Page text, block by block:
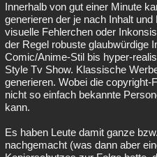
Innerhalb von gut einer Minute
generieren der je nach Inhalt
visuelle Fehlerchen oder
der Regel robuste glaubwürdige
Comic/Anime-Stil bis hyper-
Style Tv Show. Klassische
generieren. Wobei die
nicht so einfach bekannte
kann.
Es haben Leute damit ganze
nachgemacht (was dann aber